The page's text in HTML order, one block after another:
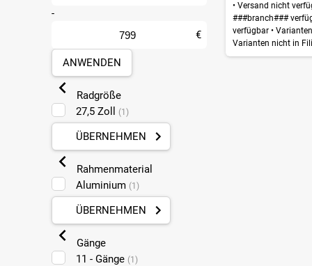
-
€
ANWENDEN
Radgröße
27,5 Zoll
(1)
ÜBERNEHMEN
Rahmenmaterial
Aluminium (1)
ÜBERNEHMEN
Gänge
11 - Gänge (1)
•Versand nicht
###branch###
verfügbar •
Varianten nicht in